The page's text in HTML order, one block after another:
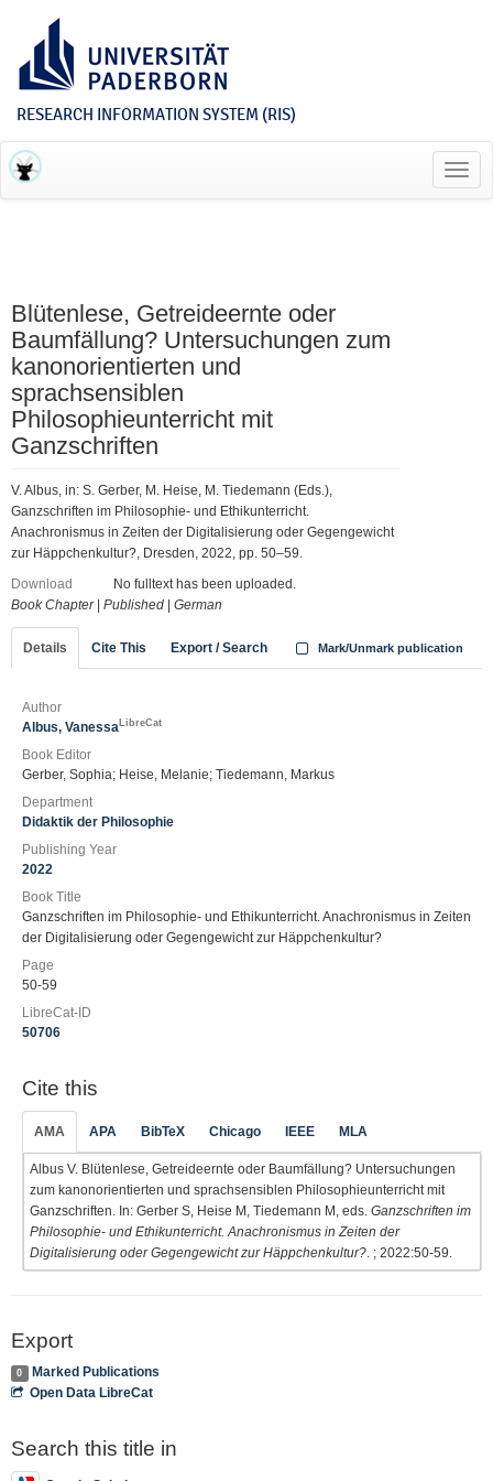
RESEARCH INFORMATION SYSTEM (RIS)
Blütenlese, Getreideernte oder
Baumfällung? Untersuchungen zum
kanonorientierten und
sprachsensiblen
Philosophieunterricht mit
Ganzschriften
V. Albus, in: S. Gerber, M. Heise, M. Tiedemann (Eds.),
Ganzschriften im Philosophie- und Ethikunterricht.
Anachronismus in Zeiten der Digitalisierung oder Gegengewicht
zur Häppchenkultur?, Dresden, 2022, pp. 50–59.
Download
No fulltext has been uploaded.
Book Chapter| Published German
Details Cite This Export / Search Mark/Unmark publication
Author
Albus, Vanessa LibreCat
Book Editor
Gerber, Sophia; Heise, Melanie; Tiedemann, Markus
Department
Didaktik der Philosophie
Publishing Year
2022
Book Title
Ganzschriften im Philosophie- und Ethikunterricht. Anachronismus in Zeiten
der Digitalisierung oder Gegengewicht zur Häppchenkultur?
Page
50-59
LibreCat-ID
50706
Cite this
AMA APA BibTeX Chicago IEEE MLA
Albus V. Blütenlese, Getreideernte oder Baumfällung? Untersuchungen
zum kanonorientierten und sprachsensiblen Philosophieunterricht mit
Ganzschriften. In: Gerber S, Heise M, Tiedemann M, eds. Ganzschriften im
Philosophie- und Ethikunterricht. Anachronismus in Zeiten der
Digitalisierung oder Gegengewicht zur Häppchenkultur? . ; 2022:50-59.
Export
0
Marked Publications
Open Data LibreCat
Search this title in